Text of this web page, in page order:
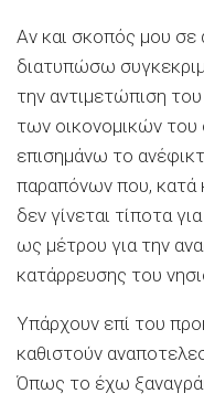
Αν και σκοπός μου σε
διατυπώσω
την αντιμετώπιση
των οικονομικών του
επισημάνω το
παραπόνων που, κατά
δεν γίνεται τίποτα
ως μέτρου για την
κατάρρευσης του
Υπάρχουν επί του
καθιστούν
Όπως το έχω